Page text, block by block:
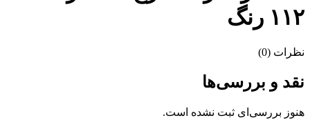
۱۱۲ رنگ
نظرات (0)
نقد و بررسی‌ها
هنوز بررسی‌ای ثبت نشده است.